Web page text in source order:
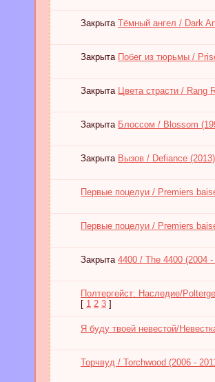
Закрыта Тёмный ангел / Dark
Закрыта Побег из тюрьмы /
Закрыта Цвета страсти / Rang
Закрыта Блоссом / Blossom
Закрыта Вызов / Defiance
Первые поцелуи / Premiers
Первые поцелуи / Premiers
Закрыта 4400 / The 4400 (2004
Полтергейст: Наследие/
[ 1 2 3 ]
Я буду твоей невестой/
Торчвуд / Torchwood (2006 -